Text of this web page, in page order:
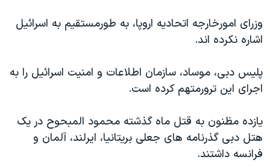
اسرائیل در جنگ
گالری عکس
ورزش زنان در ایران
اعتراضات زن، زندگی، آزادی
تریبونال مردمی آبان ۹۸
چهل سال گروگان‌گیری
قانون شفافیت دارائی کادر رهبری ایران
زبانهای مختلف
وزرای امورخارجه اتحادیه اروپا، به طورمستقیم به اسرائیل
اشاره نکرده اند.
پلیس دبی، موساد، سازمان اطلاعات و امنیت اسرائیل را به
اجرای این ترورمتهم کرده است.
یازده مظنون به قتل ماه گذشته محمود المبحوح در یک
هتل دبی گذرنامه های جعلی بریتانیا، ایرلند، آلمان و
فرانسه داشتند.